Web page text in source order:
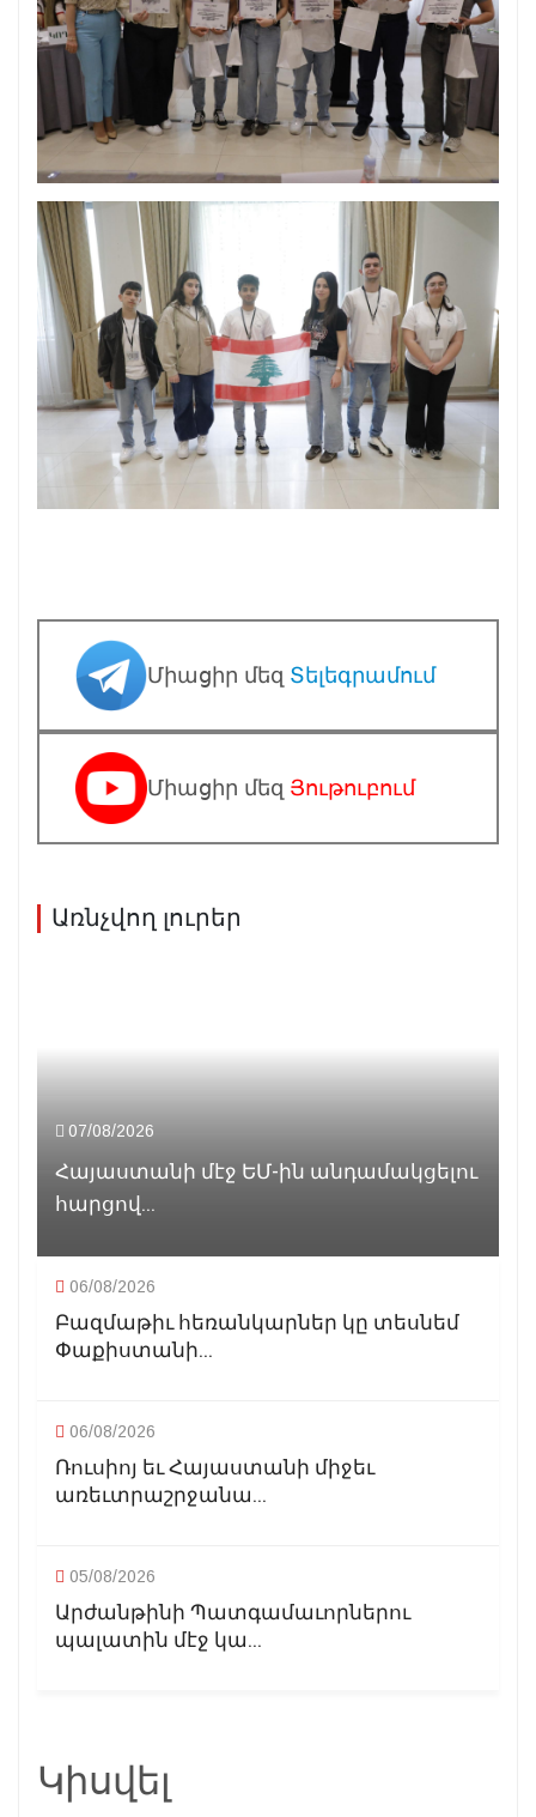
Միացիր մեզ Տելեգրամում
Միացիր մեզ Յութուբում
Առնչվող լուրեր
07/08/2026
Հայաստանի մէջ ԵՄ-ին անդամակցելու
հարցով...
06/08/2026
Բազմաթիւ հեռանկարներ կը տեսնեմ
Փաքիստանի...
06/08/2026
Ռուսիոյ եւ Հայաստանի միջեւ
առեւտրաշրջանա...
05/08/2026
Արժանթինի Պատգամաւորներու
պալատին մէջ կա...
Կիսվել